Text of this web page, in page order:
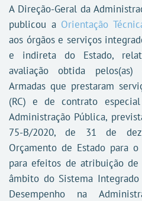
A Direção-Geral da
publicou a Orientação
aos órgãos e serviços
e indireta do Estado,
avaliação obtida
Armadas que prestaram
(RC) e de contrato
Administração Pública,
75-B/2020, de 31 de
Orçamento de Estado para
para efeitos de atribuição
âmbito do Sistema
Desempenho na